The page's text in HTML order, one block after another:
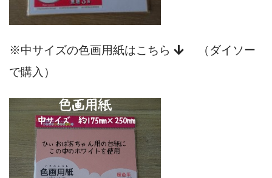
※中サイズの色画用紙はこちら
（ダイソー
で購入）